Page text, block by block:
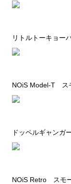
リトルトーキョー
NOiS Model-T ス
ドッペルギャン
NOiS Retro スモ